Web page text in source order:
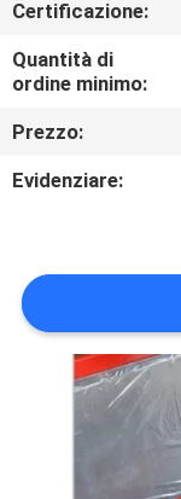
GIRO
DELLA
FABBRICA
QUALITÀ
NOTIZIE
Certificazione:
Quantità di
ordine minimo:
Prezzo:
Evidenziare: